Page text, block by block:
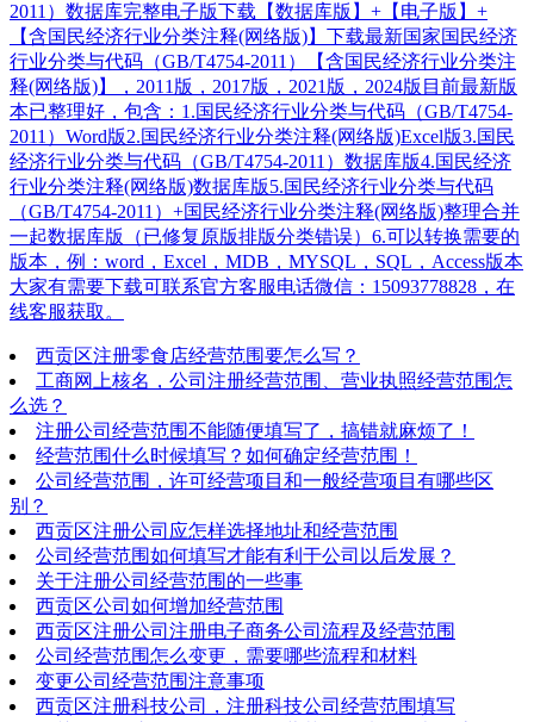
2011）数据库完整电子版下载【数据库版】+【电子版】+
【含国民经济行业分类注释(网络版)】下载最新国家国民经济
行业分类与代码（GB/T4754-2011）【含国民经济行业分类注
释(网络版)】，2011版，2017版，2021版，2024版目前最新版
本已整理好，包含：1.国民经济行业分类与代码（GB/T4754-
2011）Word版2.国民经济行业分类注释(网络版)Excel版3.国民
经济行业分类与代码（GB/T4754-2011）数据库版4.国民经济
行业分类注释(网络版)数据库版5.国民经济行业分类与代码
（GB/T4754-2011）+国民经济行业分类注释(网络版)整理合并
一起数据库版（已修复原版排版分类错误）6.可以转换需要的
版本，例：word，Excel，MDB，MYSQL，SQL，Access版本
大家有需要下载可联系官方客服电话微信：15093778828，在
线客服获取。
西贡区注册零食店经营范围要怎么写？
工商网上核名，公司注册经营范围、营业执照经营范围怎
么选？
注册公司经营范围不能随便填写了，搞错就麻烦了！
经营范围什么时候填写？如何确定经营范围！
公司经营范围，许可经营项目和一般经营项目有哪些区
别？
西贡区注册公司应怎样选择地址和经营范围
公司经营范围如何填写才能有利于公司以后发展？
关于注册公司经营范围的一些事
西贡区公司如何增加经营范围
西贡区注册公司注册电子商务公司流程及经营范围
公司经营范围怎么变更，需要哪些流程和材料
变更公司经营范围注意事项
西贡区注册科技公司，注册科技公司经营范围填写